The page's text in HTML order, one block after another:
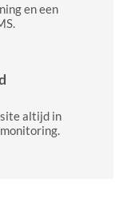
en een
altijd in